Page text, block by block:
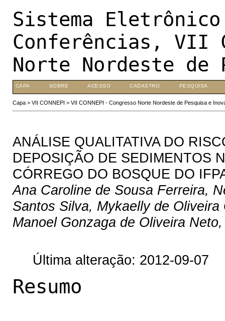
Sistema
Conferências, VII
Norte Nordeste de
CAPA SOBRE ACESSO CADASTRO PESQUISA
Capa> VII CONNEPI > VII CONNEPI - Congresso Norte Nordeste de Pesquisa e
ANÁLISE QUALITATIVA DO
DEPOSIÇÃO DE SEDIMENTOS
CÓRREGO DO BOSQUE DO
Ana Caroline de Sousa Ferreira,
Santos Silva, Mykaelly de
Manoel Gonzaga de Oliveira
Última alteração: 2012-09-07
Resumo